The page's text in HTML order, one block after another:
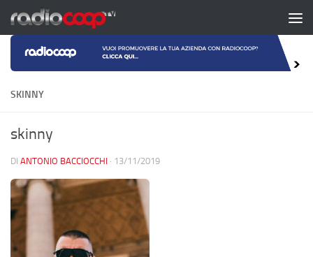
Salta al contenuto
SKINNY
skinny
DI ANTONIO BACCIOCCHI · 13/11/2019